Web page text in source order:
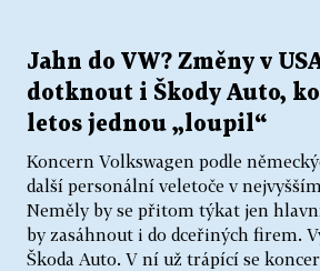
Jahn do VW? Změny v
dotknout i Škody Auto,
letos jednou „loupil“
Koncern Volkswagen podle
další personální veletoče v
Neměly by se přitom týkat jen
by zasáhnout i do dceřiných firem.
Škoda Auto. V ní už trápící se